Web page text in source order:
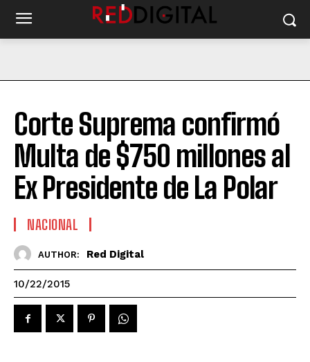
Corte Suprema confirmó
Multa de $750 millones al
Ex Presidente de La Polar
NACIONAL
AUTHOR: Red Digital
10/22/2015